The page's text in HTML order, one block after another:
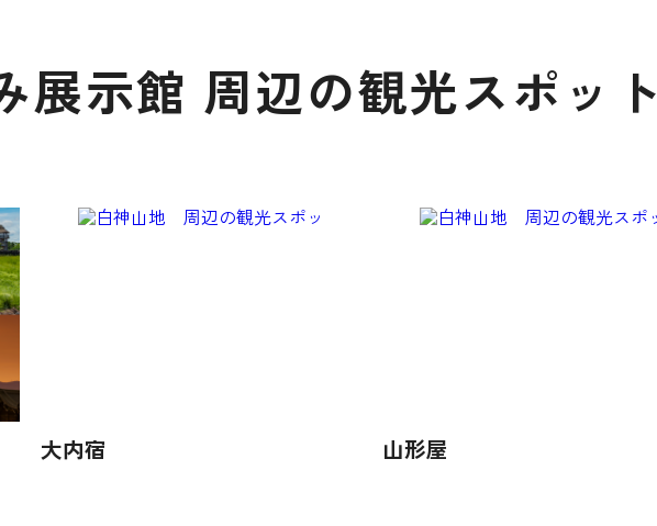
展示館 周辺の観光スポット
大内宿 山形屋